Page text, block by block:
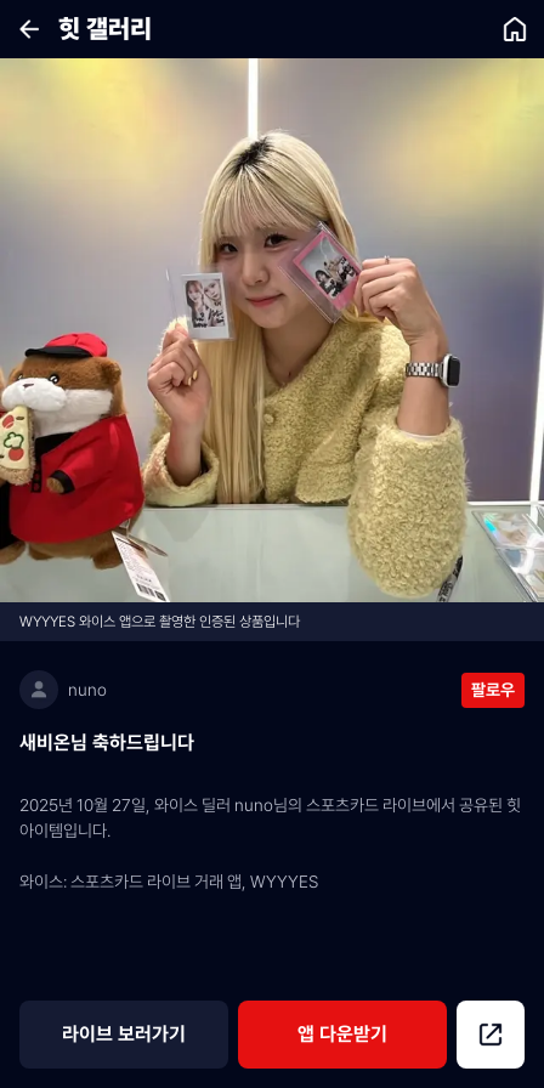
힛 갤러리
WYYYES 와이스 앱으로 촬영한 인증된 상품입니다
nuno 팔로우
새비온님 축하드립니다
2025년 10월 27일, 와이스 딜러 nuno님의 스포츠카드 라이브에서 공유된 힛
아이템입니다.
와이스: 스포츠카드 라이브 거래 앱, WYYYES
라이브 보러가기 앱 다운받기